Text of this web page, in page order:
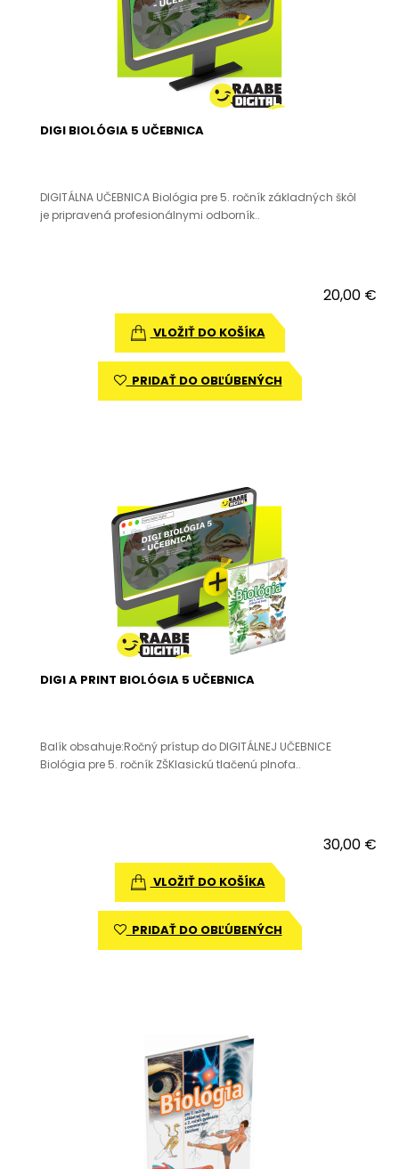
DIGI BIOLÓGIA 5 UČEBNICA
DIGITÁLNA UČEBNICA Biológia pre 5. ročník základných škôl
je pripravená profesionálnymi odborník..
20,00 €
VLOŽIŤ DO KOŠÍKA
PRIDAŤ DO OBĽÚBENÝCH
DIGI A PRINT BIOLÓGIA 5 UČEBNICA
Balík obsahuje:Ročný prístup do DIGITÁLNEJ UČEBNICE
Biológia pre 5. ročník ZŠKlasickú tlačenú plnofa..
30,00 €
VLOŽIŤ DO KOŠÍKA
PRIDAŤ DO OBĽÚBENÝCH